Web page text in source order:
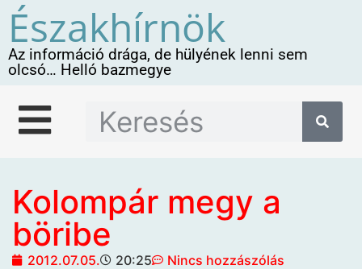
Északhírnök
Az információ drága, de hülyének lenni sem
olcsó… Helló bazmegye
Kolompár megy a
böribe
2012.07.05. 20:25 Nincs hozzászólás